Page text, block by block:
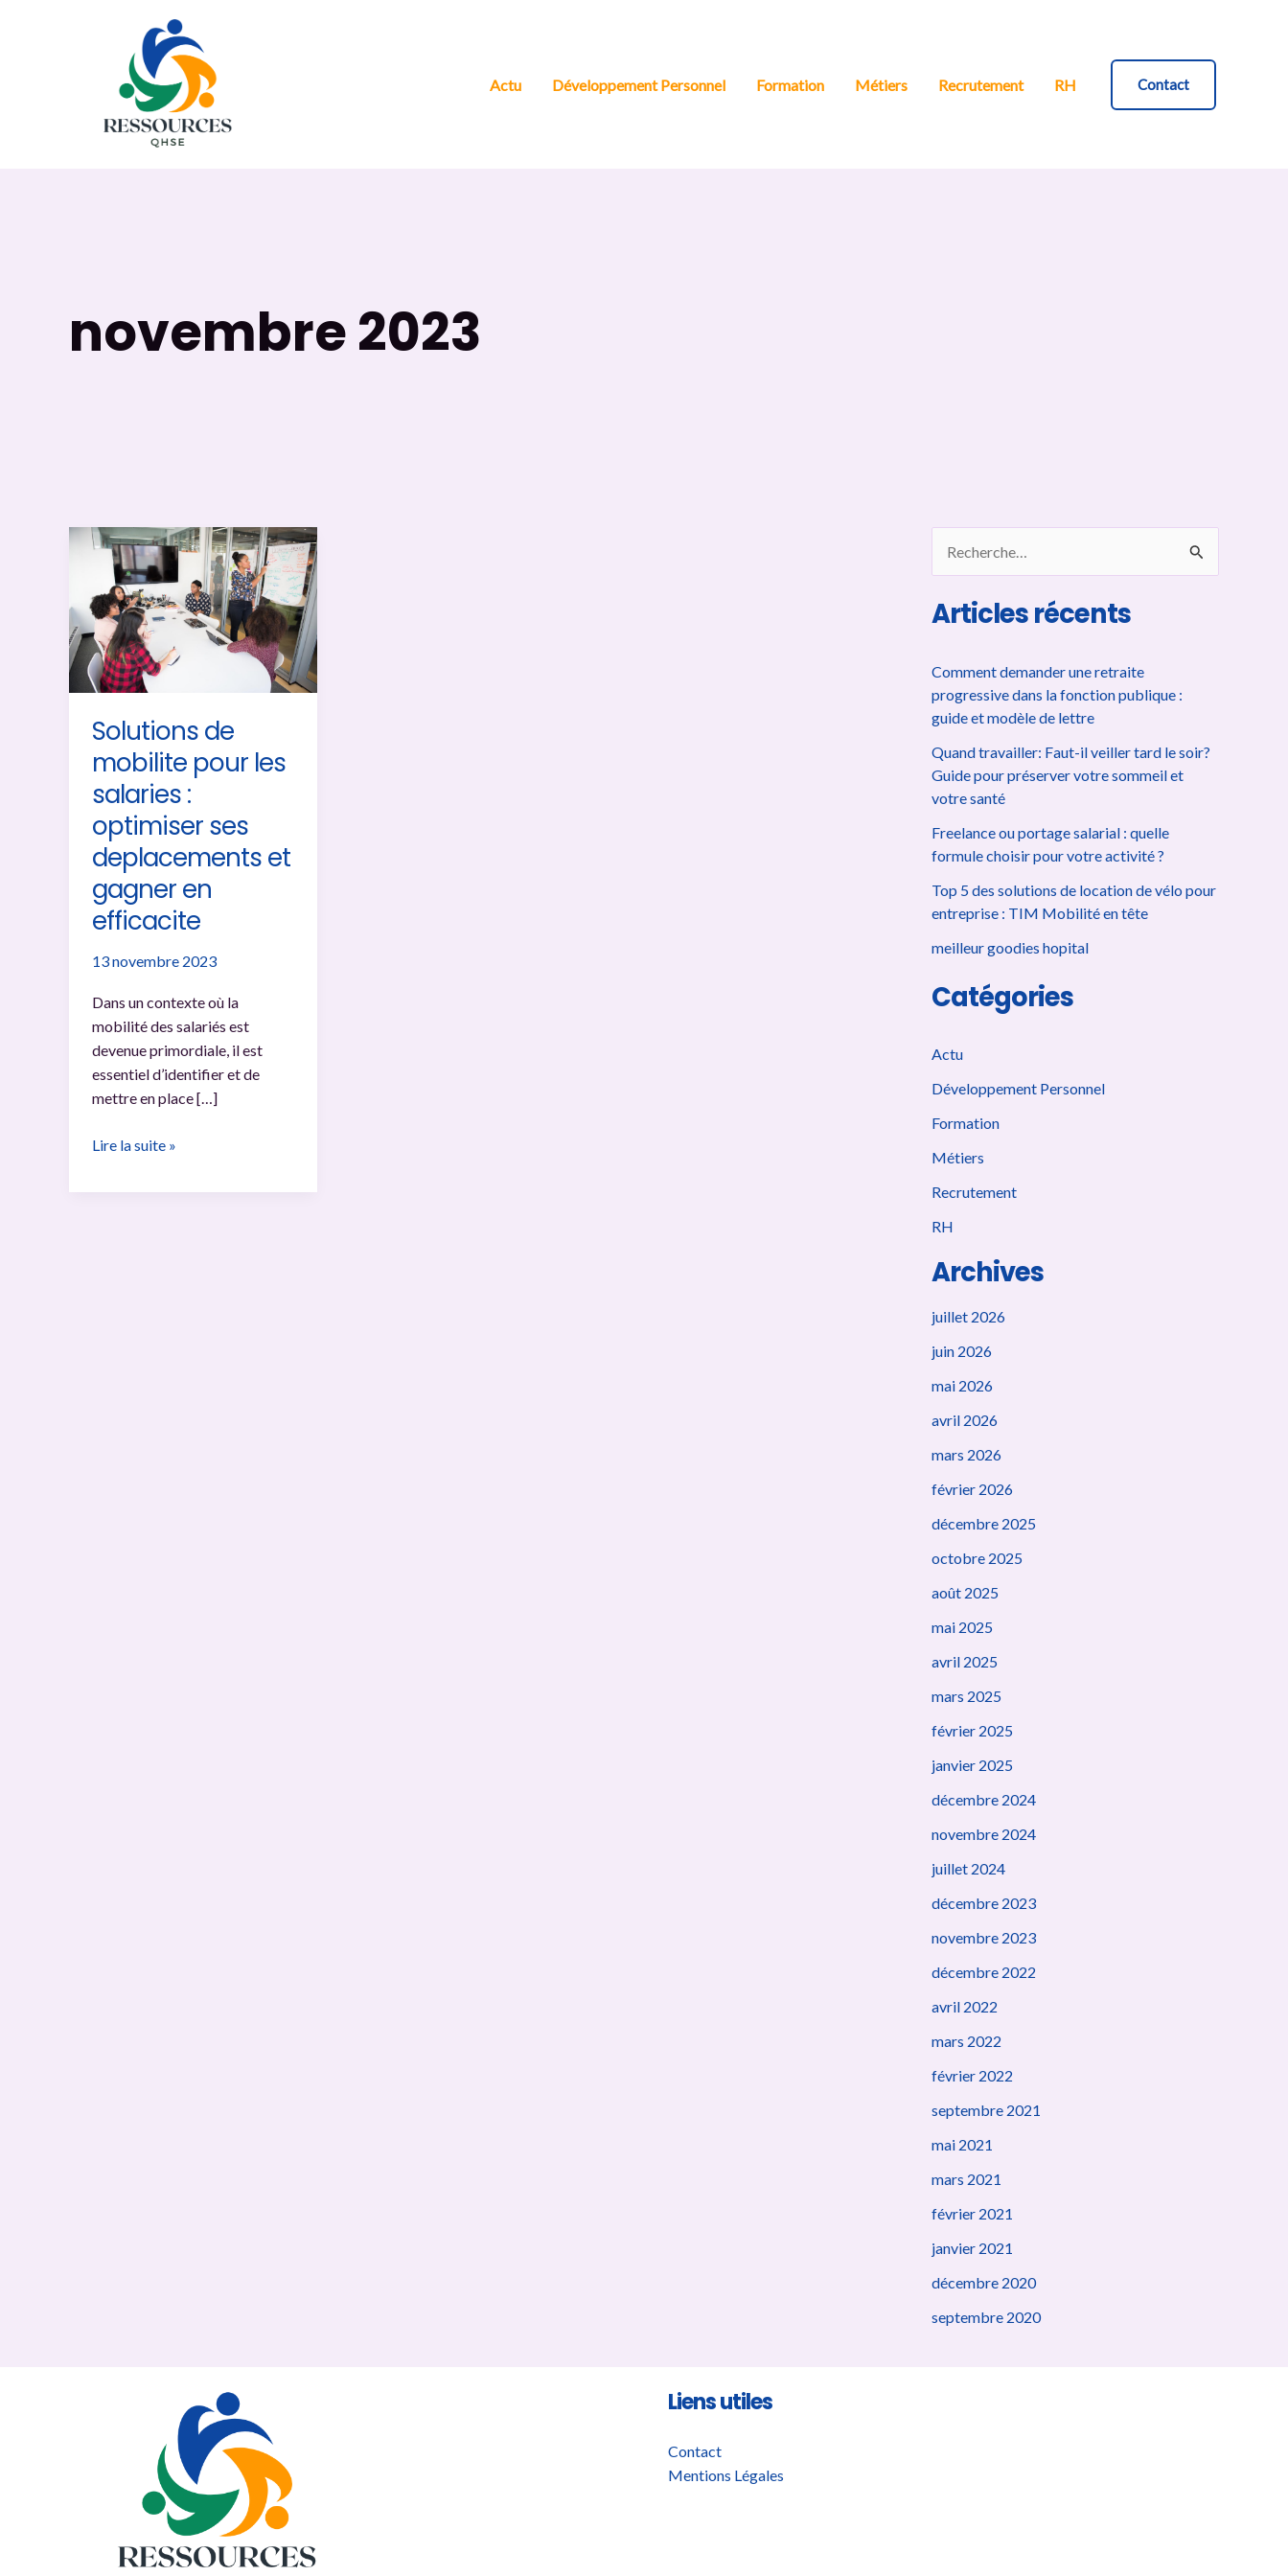
Actu
Développement Personnel Formation Métiers Recrutement RH Contact
novembre 2023
Solutions de
mobilite pour les
salaries :
optimiser ses
deplacements et
gagner en
efficacite
13 novembre 2023
Dans un contexte où la
mobilité des salariés est
devenue primordiale, il est
essentiel d’identifier et de
mettre en place […]
Solutions
mobilite
Lire la suite »
e
c
e
r
c
h
e
Articles récents
Comment demander une retraite
progressive dans la fonction publique :
guide et modèle de lettre
Quand travailler: Faut-il veiller tard le soir?
Guide pour préserver votre sommeil et
votre santé
Freelance ou portage salarial : quelle
formule choisir pour votre activité ?
Top 5 des solutions de location de vélo pour
entreprise : TIM Mobilité en tête
meilleur goodies hopital
Catégories
Actu
Développement Personnel
Formation
Métiers
Recrutement
RH
Archives
juillet 2026
juin 2026
mai 2026
avril 2026
mars 2026
février 2026
décembre 2025
octobre 2025
août 2025
mai 2025
avril 2025
mars 2025
février 2025
janvier 2025
décembre 2024
novembre 2024
juillet 2024
décembre 2023
novembre 2023
décembre 2022
avril 2022
mars 2022
février 2022
septembre 2021
mai 2021
mars 2021
février 2021
janvier 2021
décembre 2020
septembre 2020
Liens utiles
Contact
Mentions Légales